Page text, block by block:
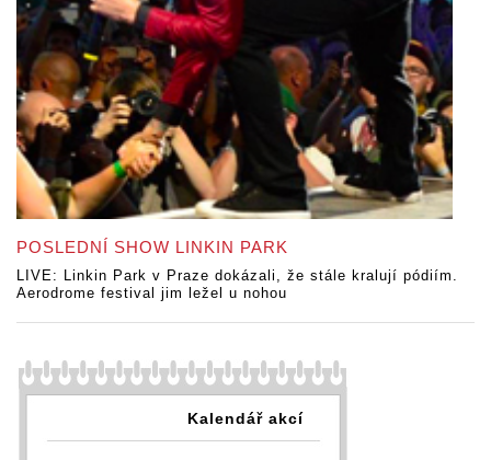
POSLEDNÍ SHOW LINKIN PARK
LIVE: Linkin Park v Praze dokázali, že stále kralují pódiím.
Aerodrome festival jim ležel u nohou
Kalendář akcí